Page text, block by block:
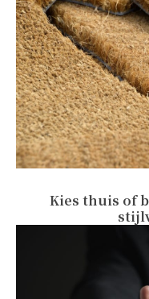
Kies thuis of